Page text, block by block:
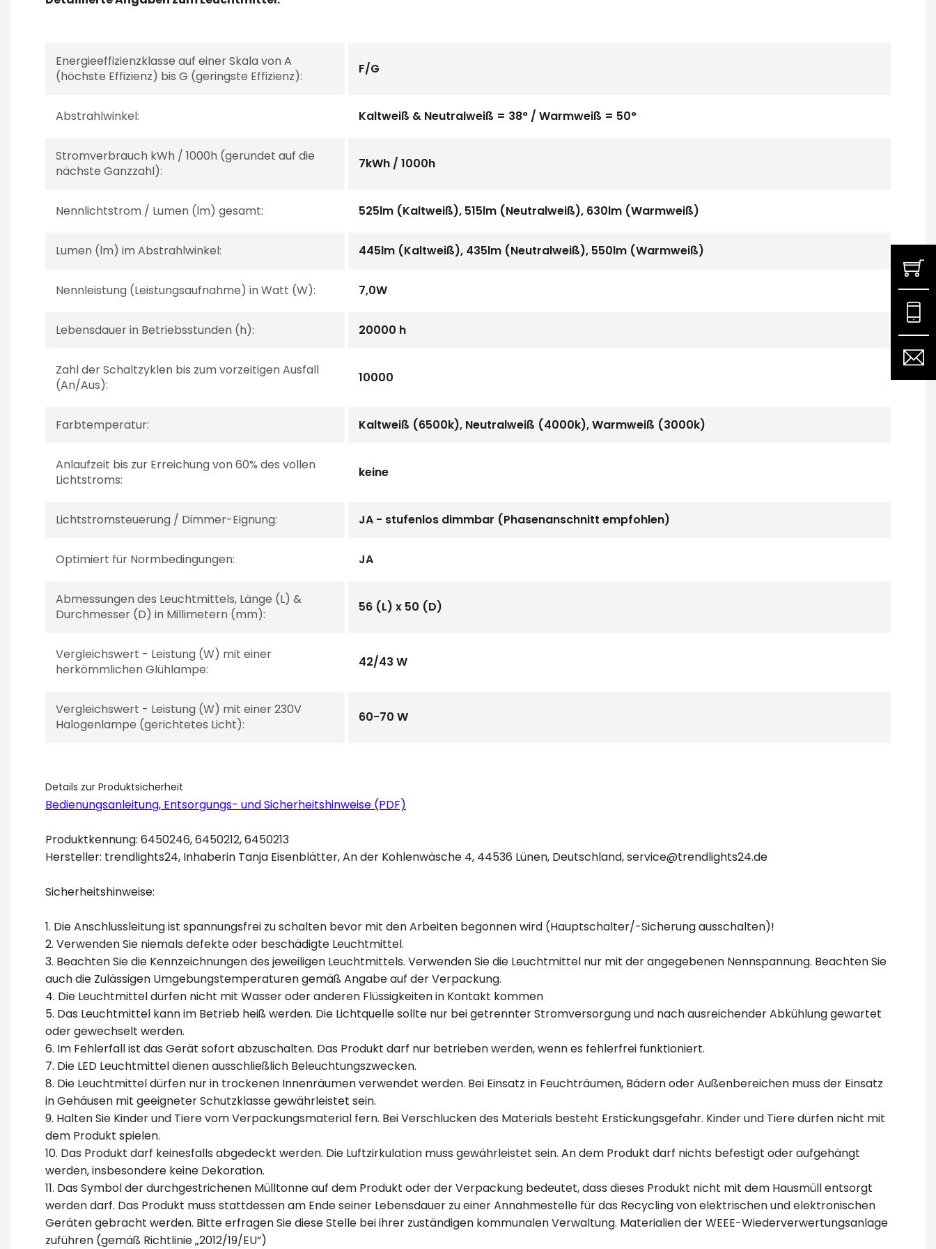
Energieeffizienzklasse auf einer Skala von A
(höchste Effizienz) bis G (geringste Effizienz):
F/G
Abstrahlwinkel: Kaltweiß & Neutralweiß = 38° / Warmweiß = 50°
Stromverbrauch kWh / 1000h (gerundet auf die
nächste Ganzzahl):
7kWh / 1000h
Nennlichtstrom / Lumen (lm) gesamt: 525lm (Kaltweiß), 515lm (Neutralweiß), 630lm (Warmweiß)
Lumen (lm) im Abstrahlwinkel: 445lm (Kaltweiß), 435lm (Neutralweiß), 550lm (Warmweiß)
Nennleistung (Leistungsaufnahme) in Watt (W): 7,0W
Lebensdauer in Betriebsstunden (h): 20000 h
Zahl der Schaltzyklen bis zum vorzeitigen Ausfall
(An/Aus):
10000
Farbtemperatur: Kaltweiß (6500k), Neutralweiß (4000k), Warmweiß (3000k)
Anlaufzeit bis zur Erreichung von 60% des vollen
Lichtstroms:
keine
Lichtstromsteuerung / Dimmer-Eignung: JA - stufenlos dimmbar (Phasenanschnitt empfohlen)
Optimiert für Normbedingungen: JA
Abmessungen des Leuchtmittels, Länge (L) &
Durchmesser (D) in Millimetern (mm):
56 (L) x 50 (D)
Vergleichswert - Leistung (W) mit einer
herkömmlichen Glühlampe:
42/43 W
Vergleichswert - Leistung (W) mit einer 230V
Halogenlampe (gerichtetes Licht):
60-70 W
Details zur Produktsicherheit
Bedienungsanleitung, Entsorgungs- und Sicherheitshinweise (PDF)
Produktkennung: 6450246, 6450212, 6450213
Hersteller: trendlights24, Inhaberin Tanja Eisenblätter, An der Kohlenwäsche 4, 44536 Lünen, Deutschland, service@trendlights24.de
Sicherheitshinweise:
1. Die Anschlussleitung ist spannungsfrei zu schalten bevor mit den Arbeiten begonnen wird (Hauptschalter/-Sicherung ausschalten)!
2. Verwenden Sie niemals defekte oder beschädigte Leuchtmittel.
3. Beachten Sie die Kennzeichnungen des jeweiligen Leuchtmittels. Verwenden Sie die Leuchtmittel nur mit der angegebenen Nennspannung. Beachten Sie
auch die Zulässigen Umgebungstemperaturen gemäß Angabe auf der Verpackung.
4. Die Leuchtmittel dürfen nicht mit Wasser oder anderen Flüssigkeiten in Kontakt kommen
5. Das Leuchtmittel kann im Betrieb heiß werden. Die Lichtquelle sollte nur bei getrennter Stromversorgung und nach ausreichender Abkühlung gewartet
oder gewechselt werden.
6. Im Fehlerfall ist das Gerät sofort abzuschalten. Das Produkt darf nur betrieben werden, wenn es fehlerfrei funktioniert.
7. Die LED Leuchtmittel dienen ausschließlich Beleuchtungszwecken.
8. Die Leuchtmittel dürfen nur in trockenen Innenräumen verwendet werden. Bei Einsatz in Feuchträumen, Bädern oder Außenbereichen muss der Einsatz
in Gehäusen mit geeigneter Schutzklasse gewährleistet sein.
9. Halten Sie Kinder und Tiere vom Verpackungsmaterial fern. Bei Verschlucken des Materials besteht Erstickungsgefahr. Kinder und Tiere dürfen nicht mit
dem Produkt spielen.
10. Das Produkt darf keinesfalls abgedeckt werden. Die Luftzirkulation muss gewährleistet sein. An dem Produkt darf nichts befestigt oder aufgehängt
werden, insbesondere keine Dekoration.
11. Das Symbol der durchgestrichenen Mülltonne auf dem Produkt oder der Verpackung bedeutet, dass dieses Produkt nicht mit dem Hausmüll entsorgt
werden darf. Das Produkt muss stattdessen am Ende seiner Lebensdauer zu einer Annahmestelle für das Recycling von elektrischen und elektronischen
Geräten gebracht werden. Bitte erfragen Sie diese Stelle bei ihrer zuständigen kommunalen Verwaltung. Materialien der WEEE-Wiederverwertungsanlage
zuführen (gemäß Richtlinie „2012/19/EU“)